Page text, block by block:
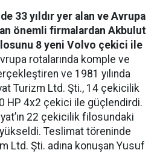
33 yıldır yer alan ve Avrupa
önemli firmalardan Akbulut
8 yeni Volvo çekici ile
rotalarında komple ve
ve 1981 yılında
Turizm Ltd. Şti., 14 çekicilik
HP 4x2 çekici ile güçlendirdi.
22 çekicilik filosundaki
yükseldi. Teslimat töreninde
Ltd. Şti. adına konuşan Yusuf